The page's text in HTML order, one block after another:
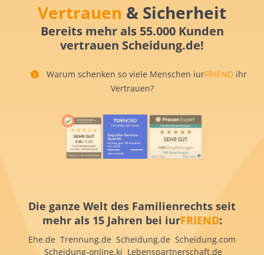
Vertrauen & Sicherheit
Bereits mehr als 55.000 Kunden
vertrauen Scheidung.de!
Warum schenken so viele Menschen iurFRIEND ihr
Vertrauen?
Die ganze Welt des Familienrechts seit
mehr als 15 Jahren bei iurFRIEND:
Ehe.de Trennung.de Scheidung.de Scheidung.com
Scheidung-online.ki Lebenspartnerschaft.de